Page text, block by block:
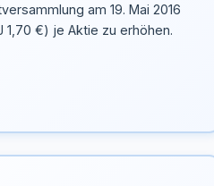
am 19. Mai 2016
1,70 €) je Aktie zu erhöhen.